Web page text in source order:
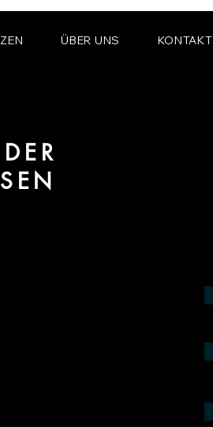
ÜBER UNS KONTAKT